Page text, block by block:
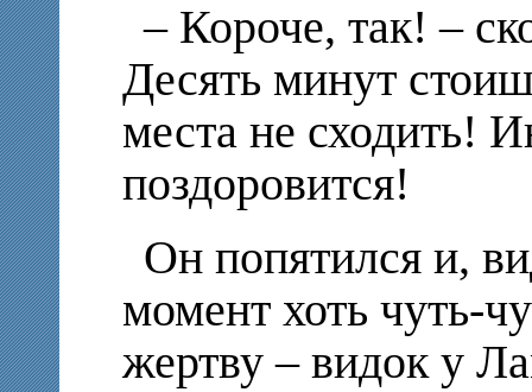
– Короче, так! –
Десять минут
места не сходить!
поздоровится!
Он попятился и,
момент хоть чуть-
жертву – видок у